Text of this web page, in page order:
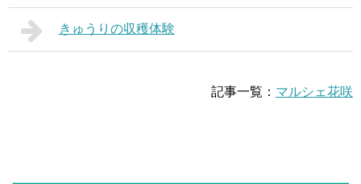
きゅうりの収穫体験
記事一覧： マルシェ花咲